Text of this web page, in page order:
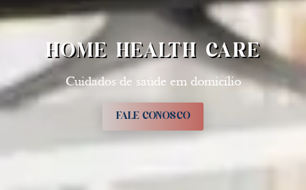
HOME HEALTH CARE
Cuidados de saúde em domicílio
FALE CONOSCO